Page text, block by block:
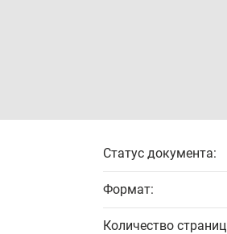
Статус документа:
Формат:
Количество